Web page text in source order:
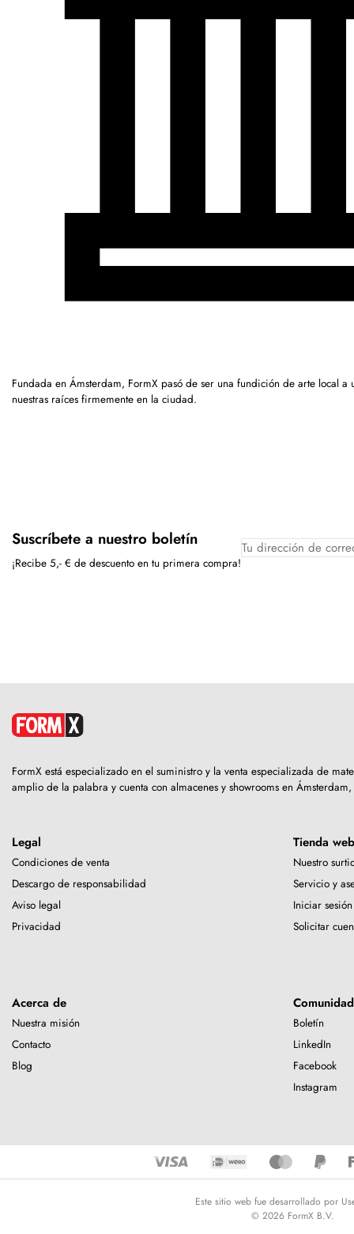
Fundada en Ámsterdam, FormX pasó de ser una fundición de arte local
nuestras raíces firmemente en la ciudad.
Suscríbete a nuestro boletín
¡Recibe 5,- € de descuento en tu primera compra!
FormX está especializado en el suministro y la venta especializada de
amplio de la palabra y cuenta con almacenes y showrooms en
Legal
Condiciones de venta
Descargo de responsabilidad
Aviso legal
Privacidad
Tienda web
Nuestro
Servicio y
Iniciar sesión
Solicitar
Acerca de
Nuestra misión
Contacto
Blog
Comunidad
Boletín
LinkedIn
Facebook
Instagram
Este sitio web fue desarrollado por
© 2026 FormX B.V.